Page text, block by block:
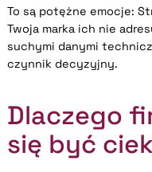
To są potężne emocje:
Twoja marka ich nie
suchymi danymi
czynnik decyzyjny.
Dlaczego
się być